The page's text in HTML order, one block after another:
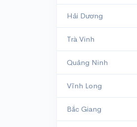
Hải Dương
Trà Vinh
Quảng Ninh
Vĩnh Long
Bắc Giang